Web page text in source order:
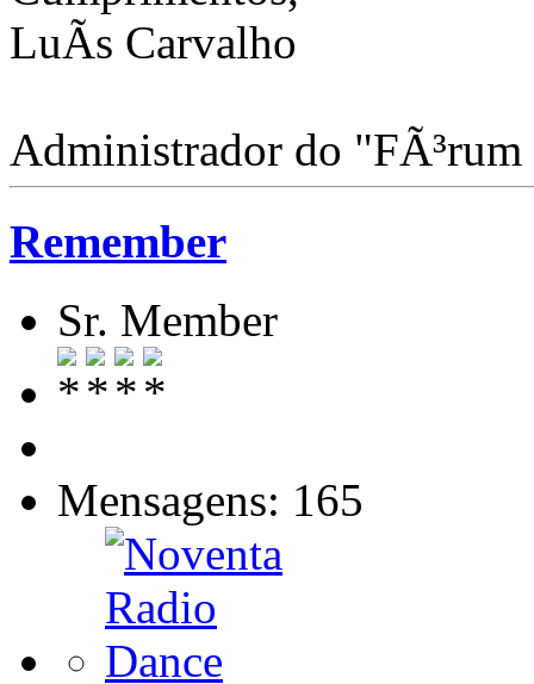
LuÃ­s Carvalho
Administrador do
Remember
Sr. Member
Mensagens: 165